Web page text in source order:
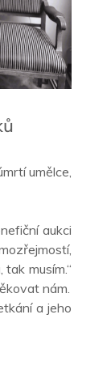
umělce,
aukci
musím.“
nám.
a jeho